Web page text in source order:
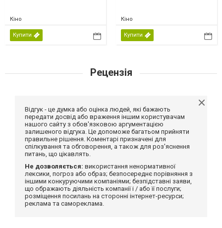
Кіно
Купити
Кіно
Купити
Рецензія
Відгук - це думка або оцінка людей, які бажають
передати досвід або враження іншим користувачам
нашого сайту з обов'язковою аргументацією
залишеного відгука. Це допоможе багатьом прийняти
правильне рішення. Коментарі призначені для
спілкування та обговорення, а також для роз'яснення
питань, що цікавлять.
Не дозволяється: використання ненормативної
лексики, погроз або образ; безпосереднє порівняння з
іншими конкуруючими компаніями; безпідставні заяви,
що ображають діяльність компанії і / або її послуги;
розміщення посилань на сторонні інтернет-ресурси;
реклама та самореклама.